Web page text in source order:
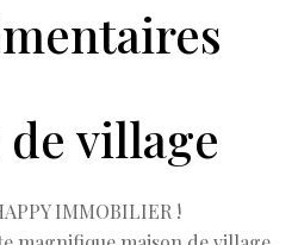
village
IMMOBILIER !